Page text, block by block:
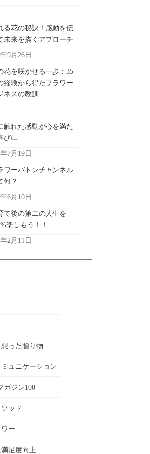
る花の秘訣！感動を伝
未来を描くアプローチ
9月26日
花を咲かせる一歩：35
経験から得たフラワー
ネスの教訓
触れた感動が心を満た
びに
7月19日
ワーバトンチャンネル
何？
6月10日
て後の第二の人生を
楽しもう！！
2月11日
った贈り物
ュニケーション
ガジン100
ッド
ー
足度向上